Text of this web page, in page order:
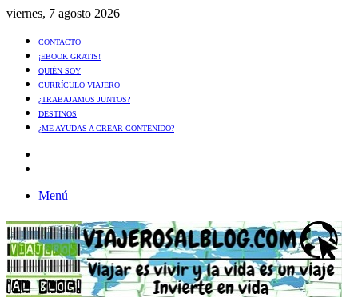
viernes, 7 agosto 2026
CONTACTO
¡EBOOK GRATIS!
QUIÉN SOY
CURRÍCULO VIAJERO
¿TRABAJAMOS JUNTOS?
DESTINOS
¿ME AYUDAS A CREAR CONTENIDO?
Menú